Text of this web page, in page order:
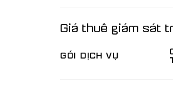
Giá thuê giám sát
GÓI DỊCH VỤ